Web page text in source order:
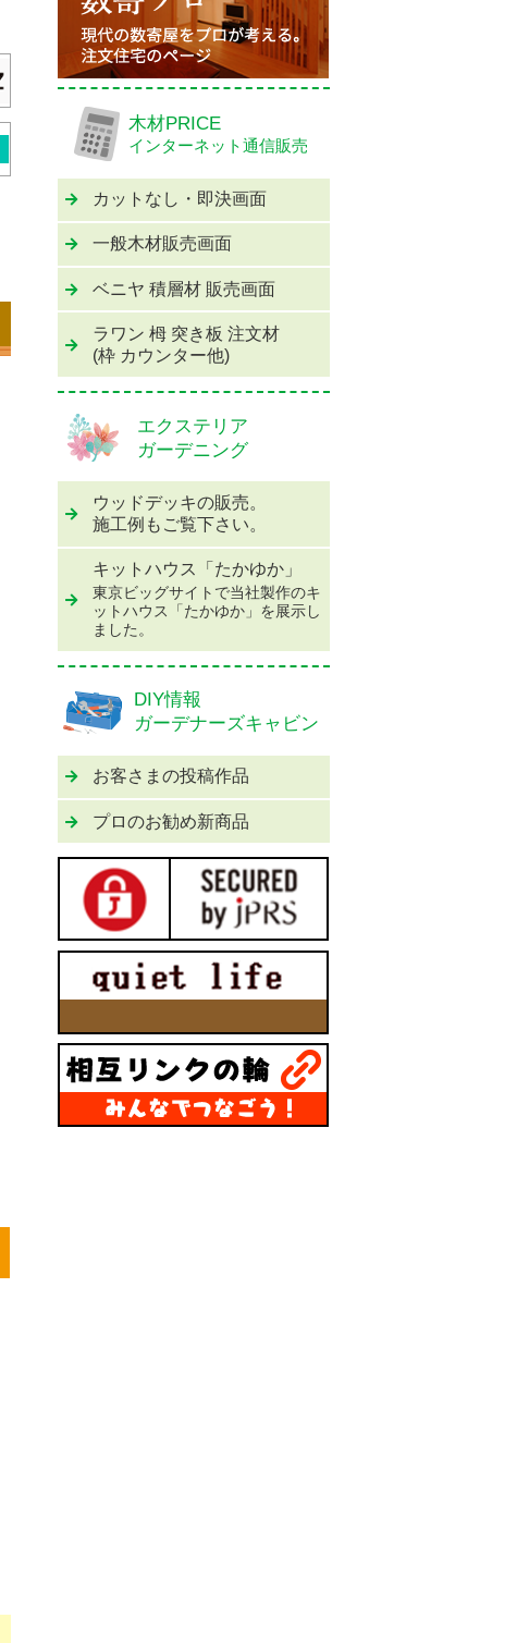
木材PRICE
インターネット通信販売
カットなし・即決画面
一般木材販売画面
ベニヤ 積層材 販売画面
ラワン 栂 突き板 注文材
(枠 カウンター他)
エクステリア
ガーデニング
ウッドデッキの販売。
施工例もご覧下さい。
キットハウス「たかゆか」
東京ビッグサイトで当社製作のキ
ットハウス「たかゆか」を展示し
ました。
DIY情報
ガーデナーズキャビン
お客さまの投稿作品
プロのお勧め新商品